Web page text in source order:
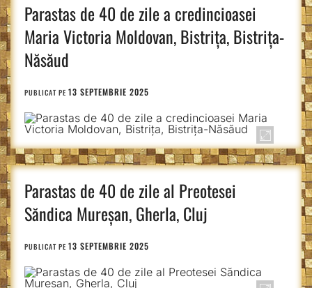
Parastas de 40 de zile a credincioasei
Maria Victoria Moldovan, Bistrița, Bistrița-
Năsăud
PUBLICAT PE 13 SEPTEMBRIE 2025
Parastas de 40 de zile al Preotesei
Săndica Mureșan, Gherla, Cluj
PUBLICAT PE 13 SEPTEMBRIE 2025